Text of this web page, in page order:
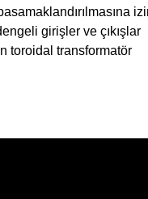
girişler ve çıkışlar
toroidal transformatör